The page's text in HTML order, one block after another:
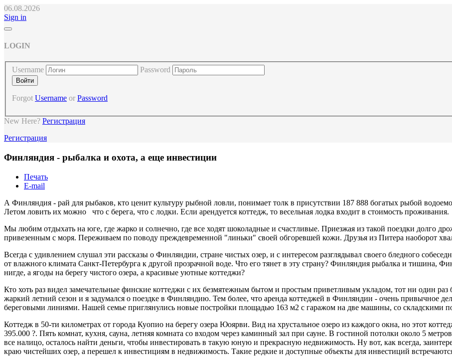
06.08.2026
Sign in
LOGIN
Username Password
Forgot Username or Password
New Here? Регистрация
Регистрация
Финляндия - рыбалка и охота, а еще инвестиции
Печать
E-mail
А Финляндия - рай для рыбаков, кто ценит культуру рыбной ловли, понимает толк в присутствии 187 888 богатых рыбой
Летом ловить их можно что с берега, что с лодки. Если арендуется коттедж, то весельная лодка входит в стоимость проживания.
Мы любим отдыхать на юге, где жарко и солнечно, где все ходят шоколадные и счастливые. Приезжая из такой поездки долго
привезенным с моря. Переживаем по поводу преждевременной "линьки" своей обгоревшей кожи. Друзья из Питера наоборот
Всегда с удивлением слушал эти рассказы о Финляндии, стране чистых озер, и с интересом разглядывал своего бледного
от влажного климата Санкт-Петербурга к другой прозрачной воде. Что его тянет в эту страну? Финляндия рыбалка и тишина,
нигде, а ягоды на берегу чистого озера, а красивые уютные коттеджи?
Кто хоть раз видел замечательные финские коттеджи с их безмятежным бытом и простым приветливым укладом, тот ни один
жаркий летний сезон и я задумался о поездке в Финляндию. Тем более, что аренда коттеджей в Финляндии - очень привычное
береговыми линиями. Нашей семье приглянулись новые постройки площадью 163 м2 с гаражом на две машины, со складскими
Коттедж в 50-ти километрах от города Куопио на берегу озера Юоярви. Вид на хрустальное озеро из каждого окна, но этот
395.000 ?. Пять комнат, кухня, сауна, летняя комната со входом через каминный зал при сауне. В гостиной потолки около 5
все налицо, осталось найти деньги, чтобы инвестировать в такую юную и прекрасную недвижимость. Ну вот, как всегда,
краю чистейших озер, а перешел к инвестициям в недвижимость. Такие редкие и доступные объекты для инвестиций